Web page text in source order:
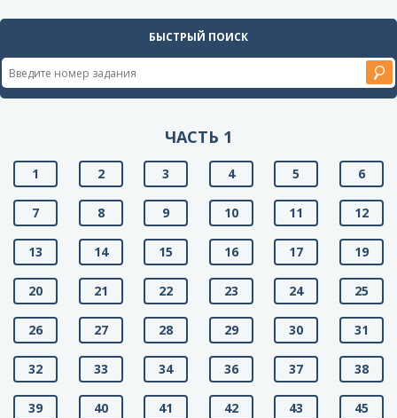
БЫСТРЫЙ ПОИСК
ЧАСТЬ 1
1 2 3 4 5 6
7 8 9 10 11 12
13 14 15 16 17 19
20 21 22 23 24 25
26 27 28 29 30 31
32 33 34 36 37 38
39 40 41 42 43 45